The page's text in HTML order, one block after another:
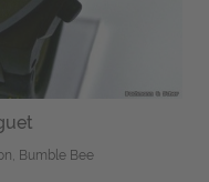
Bumble Bee